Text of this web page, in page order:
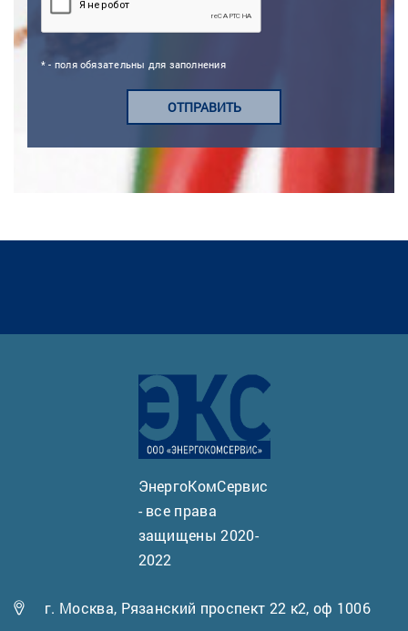
* - поля обязательны для заполнения
ОТПРАВИТЬ
ЭнергоКомСервис
- все права
защищены 2020-
2022
г. Москва, Рязанский проспект 22 к2, оф 1006